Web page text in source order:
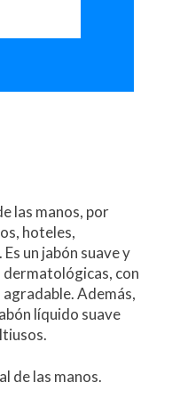
las manos, por
hoteles,
un jabón suave y
con
Además,
líquido suave
de las manos.